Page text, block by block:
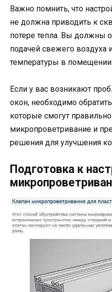
Важно помнить, что
не должна приводить к
потере тепла. Вы должны
подачей свежего воздуха
температуры в помещении.
Если у вас возникают
окон, необходимо
которые смогут правильно
микропроветривание и
решения для улучшения
Подготовка к